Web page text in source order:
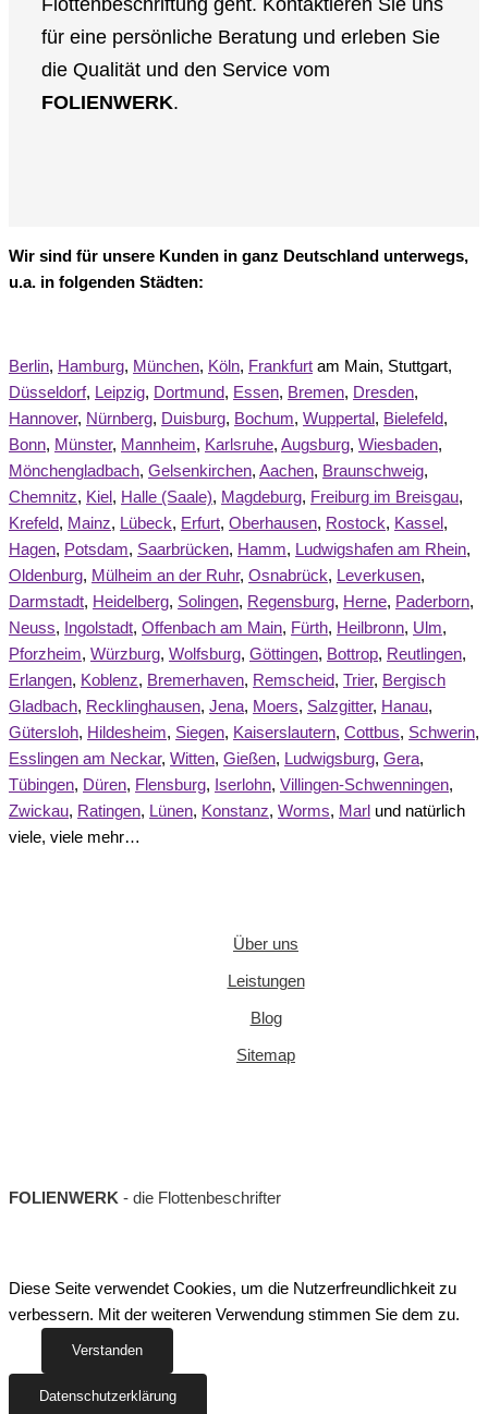
Flottenbeschriftung geht. Kontaktieren Sie uns
für eine persönliche Beratung und erleben Sie
die Qualität und den Service vom
FOLIENWERK.
Wir sind für unsere Kunden in ganz Deutschland unterwegs,
u.a. in folgenden Städten:
Berlin, Hamburg, München, Köln, Frankfurt am Main, Stuttgart,
Düsseldorf, Leipzig, Dortmund, Essen, Bremen, Dresden,
Hannover, Nürnberg, Duisburg, Bochum, Wuppertal , Bielefeld,
Bonn, Münster, Mannheim, Karlsruhe, Augsburg, Wiesbaden,
Mönchengladbach, Gelsenkirchen, Aachen, Braunschweig,
Chemnitz, Kiel , Halle (Saale), Magdeburg, Freiburg im Breisgau,
Krefeld, Mainz, Lübeck, Erfurt, Oberhausen, Rostock, Kassel ,
Hagen, Potsdam, Saarbrücken, Hamm, Ludwigshafen am Rhein,
Oldenburg, Mülheim an der Ruhr, Osnabrück, Leverkusen,
Darmstadt, Heidelberg, Solingen, Regensburg, Herne, Paderborn,
Neuss, Ingolstadt, Offenbach am Main, Fürth, Heilbronn, Ulm,
Pforzheim, Würzburg, Wolfsburg, Göttingen, Bottrop, Reutlingen,
Erlangen, Koblenz, Bremerhaven, Remscheid, Trier, Bergisch
Gladbach, Recklinghausen, Jena, Moers, Salzgitter, Hanau,
Gütersloh, Hildesheim, Siegen, Kaiserslautern, Cottbus, Schwerin,
Esslingen am Neckar, Witten, Gießen, Ludwigsburg, Gera,
Tübingen, Düren, Flensburg, Iserlohn, Villingen-Schwenningen,
Zwickau, Ratingen, Lünen, Konstanz, Worms, Marl und natürlich
viele, viele mehr…
Über uns
Leistungen
Blog
Sitemap
FOLIENWERK - die Flottenbeschrifter
Diese Seite verwendet Cookies, um die Nutzerfreundlichkeit zu
verbessern. Mit der weiteren Verwendung stimmen Sie dem zu.
Verstanden
Datenschutzerklärung